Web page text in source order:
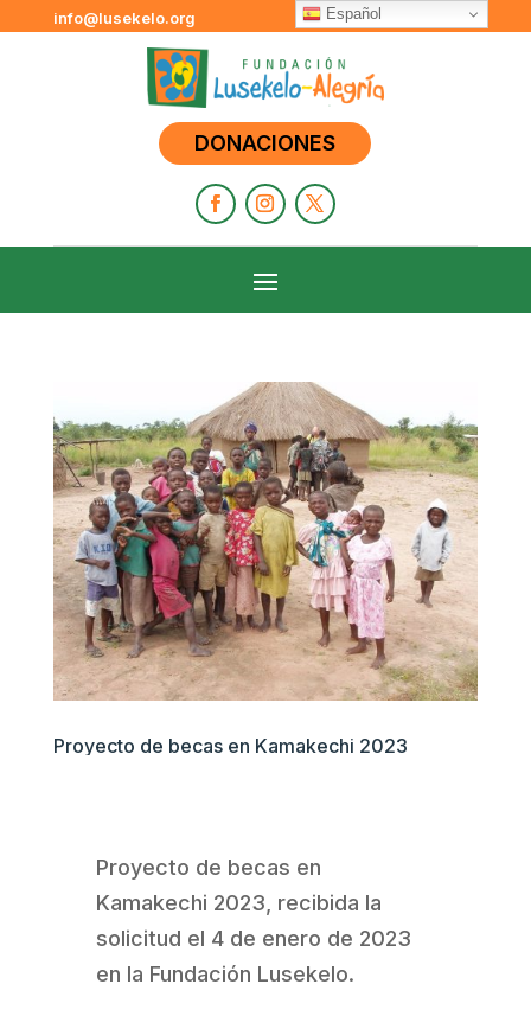
info@lusekelo.org
DONACIONES
Proyecto de becas en Kamakechi 2023
Proyecto de becas en
Kamakechi 2023, recibida la
solicitud el 4 de enero de 2023
en la Fundación Lusekelo.
Español